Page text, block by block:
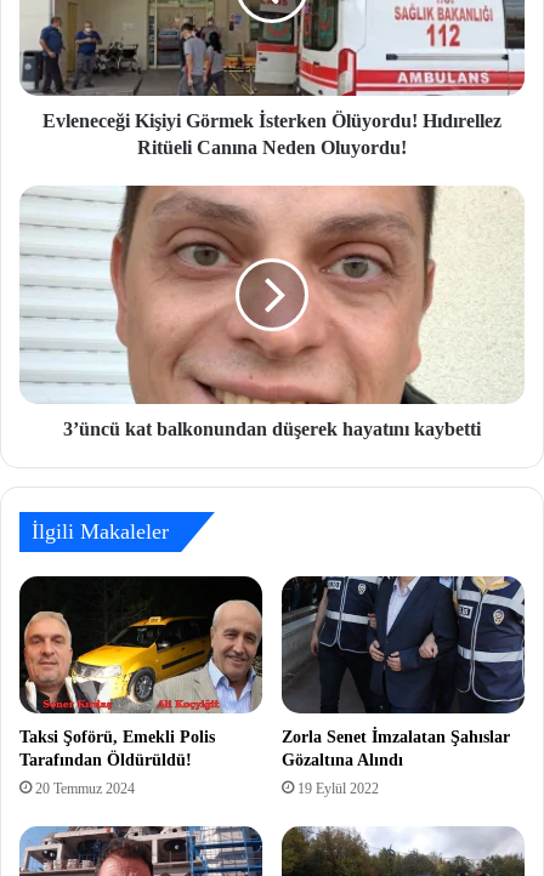
Evleneceği Kişiyi Görmek İsterken Ölüyordu! Hıdırellez
Ritüeli Canına Neden Oluyordu!
3’üncü kat balkonundan düşerek hayatını kaybetti
İlgili Makaleler
Taksi Şoförü, Emekli Polis
Tarafından Öldürüldü!
20 Temmuz 2024
Zorla Senet İmzalatan Şahıslar
Gözaltına Alındı
19 Eylül 2022